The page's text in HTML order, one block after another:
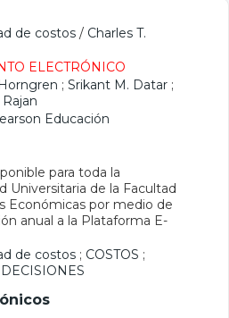
de costos / Charles T.
ELECTRÓNICO
; Srikant M. Datar ;
Educación
para toda la
Universitaria de la Facultad
Económicas por medio de
anual a la Plataforma E-
de costos ; COSTOS ;